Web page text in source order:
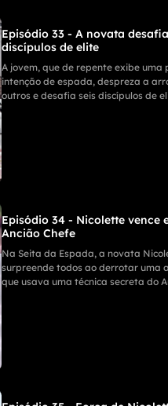
Episódio 33 - A novata
discípulos de elite
A jovem, que de repente exibe uma
intenção de espada, despreza a
outros e desafia seis discípulos de
Chefe sozinha. A batalha
ela conseguirá vencer e silenciar
Episódio 34 - Nicolette vence
Ancião Chefe
Na Seita da Espada, a novata
surpreende todos ao derrotar uma
que usava uma técnica secreta do
segundo mais poderoso da seita. A
no auge!